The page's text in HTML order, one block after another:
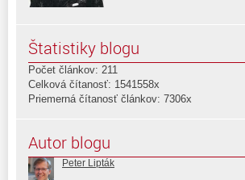
Štatistiky blogu
Počet článkov: 211
Celková čítanosť: 1541558x
Priemerná čítanosť článkov: 7306x
Autor blogu
Peter Lipták